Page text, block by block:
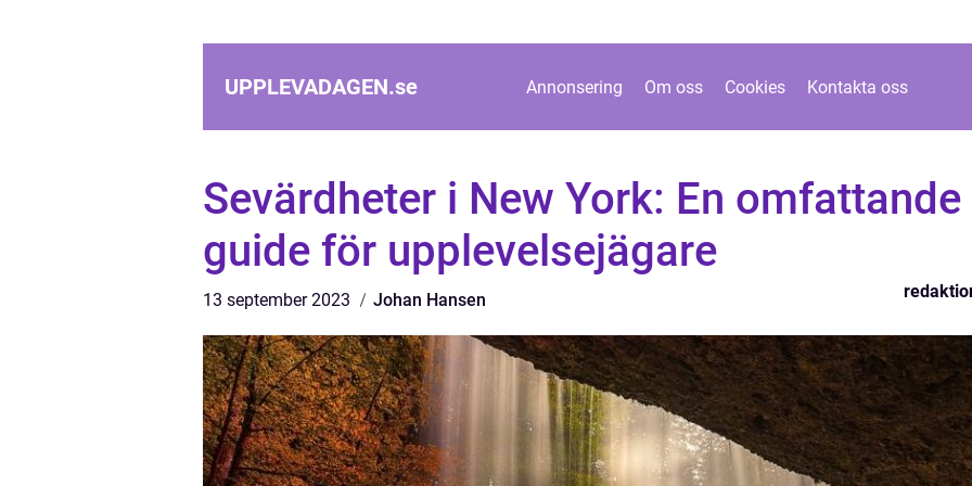
UPPLEVADAGEN.se Annonsering Om oss Cookies Kontakta oss
Sevärdheter i New York: En omfattande
guide för upplevelsejägare
13 september 2023 Johan Hansen